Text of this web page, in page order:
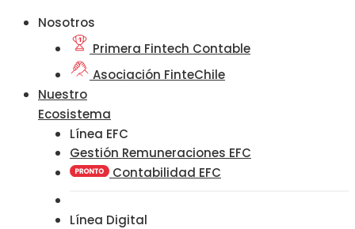
Nosotros
Primera Fintech Contable
Asociación FinteChile
Nuestro
Ecosistema
Línea EFC
Gestión Remuneraciones EFC
Contabilidad EFC
Línea Digital